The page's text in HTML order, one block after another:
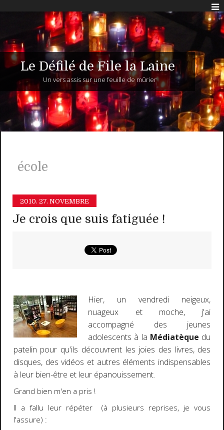
Le Défilé de File la Laine
Un vers assis sur une feuille de mûrier
école
2010. 27. NOVEMBRE
Je crois que suis fatiguée !
Hier, un vendredi neigeux,
nuageux et moche, j'ai
accompagné des jeunes
adolescents à la Médiatèque du
patelin pour qu'ils découvrent les joies des livres, des
disques, des vidéos et autres éléments indispensables
à leur bien-être et leur épanouissement.
Grand bien m'en a pris !
Il a fallu leur répéter (à plusieurs reprises, je vous
l'assure) :